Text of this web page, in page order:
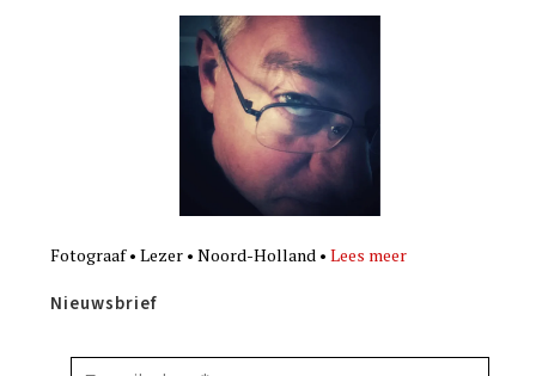
Fotograaf • Lezer • Noord-Holland •Lees meer
Nieuwsbrief